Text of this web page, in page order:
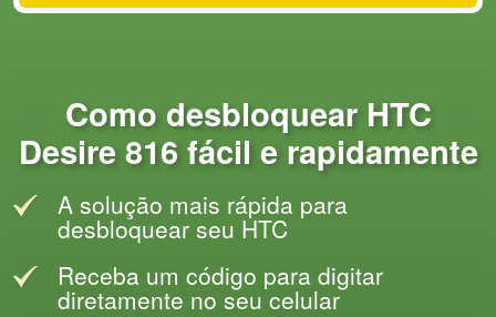
Como desbloquear HTC
Desire 816 fácil e rapidamente
A solução mais rápida para
desbloquear seu HTC
Receba um código para digitar
diretamente no seu celular